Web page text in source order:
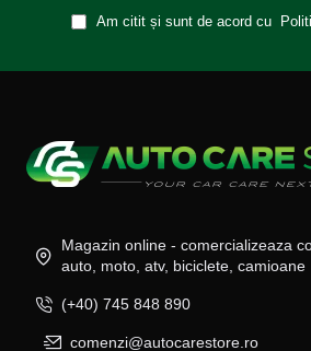
Am citit și sunt de acord cu
Magazin online - comercializeaza
auto, moto, atv, biciclete, camioane
(+40) 745 848 890
comenzi@autocarestore.ro